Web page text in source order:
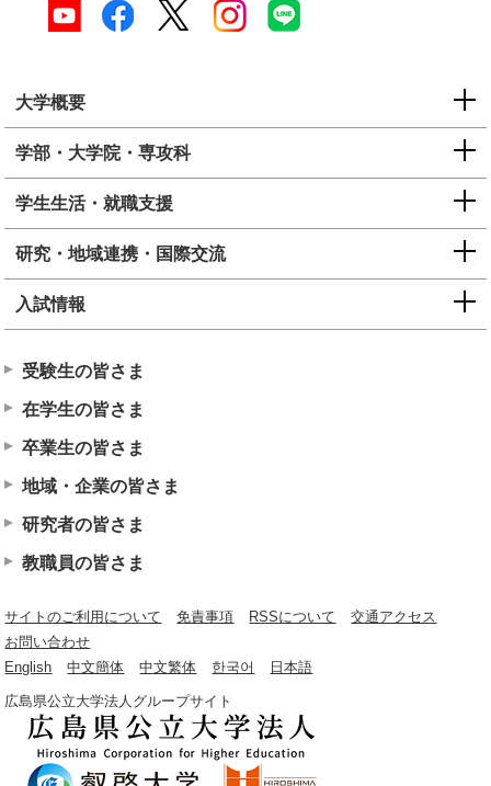
大学概要
学部・大学院・専攻科
学生生活・就職支援
研究・地域連携・国際交流
入試情報
受験生の皆さま
在学生の皆さま
卒業生の皆さま
地域・企業の皆さま
研究者の皆さま
教職員の皆さま
サイトのご利用について 免責事項 RSSについて
交通アクセス
お問い合わせ
English
中文簡体 中文繁体 한국어 日本語
広島県公立大学法人グループサイト